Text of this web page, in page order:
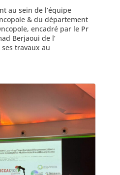
au sein de l’équipe
& du département
encadré par le Pr
Berjaoui de l’
travaux au